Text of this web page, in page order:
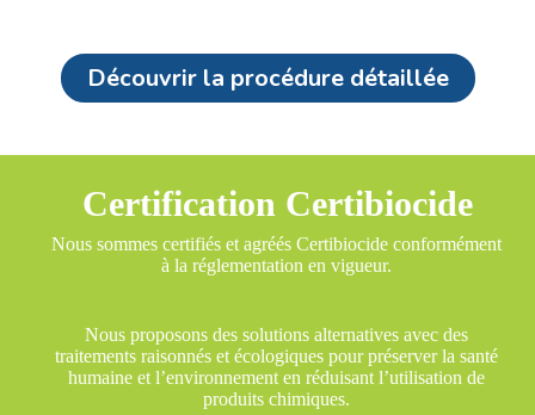
Découvrir la procédure détaillée
Certification Certibiocide
Nous sommes certifiés et agréés Certibiocide conformément
à la réglementation en vigueur.
Nous proposons des solutions alternatives avec des
traitements raisonnés et écologiques pour préserver la santé
humaine et l’environnement en réduisant l’utilisation de
produits chimiques.